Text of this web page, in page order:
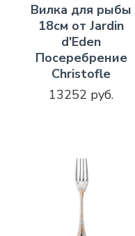
Вилка для рыбы
18см от Jardin
d'Eden
Посеребрение
Christofle
13252 руб.